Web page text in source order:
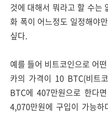
것에 대해서 뭐라고 할 수는
화 폭이 어느정도 일정해야
싶다.
예를 들어 비트코인으로 어
카의 가격이 10 BTC(비트
BTC에 407만원으로 한다
4,070만원에 구입이 가능